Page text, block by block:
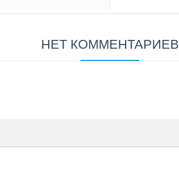
НЕТ КОММЕНТАРИЕВ